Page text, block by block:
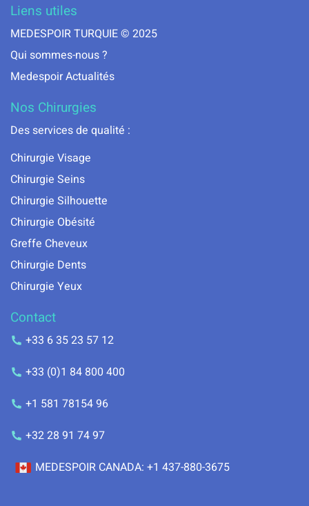
Liens utiles
MEDESPOIR TURQUIE © 2025
Qui sommes-nous ?
Medespoir Actualités
Nos Chirurgies
Des services de qualité :
Chirurgie Visage
Chirurgie Seins
Chirurgie Silhouette
Chirurgie Obésité
Greffe Cheveux
Chirurgie Dents
Chirurgie Yeux
Contact
+33 6 35 23 57 12
+33 (0)1 84 800 400
+1 581 78154 96
+32 28 91 74 97
MEDESPOIR CANADA: +1 437-880-3675